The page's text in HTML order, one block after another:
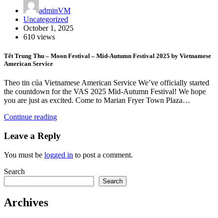
adminVM
Uncategorized
October 1, 2025
610 views
Tết Trung Thu – Moon Festival – Mid-Autumn Festival 2025 by Vietnamese
American Service
Theo tin của Vietnamese American Service We’ve officially started
the countdown for the VAS 2025 Mid-Autumn Festival! We hope
you are just as excited. Come to Marian Fryer Town Plaza…
Continue reading
Leave a Reply
You must be logged in to post a comment.
Search
Search
Archives